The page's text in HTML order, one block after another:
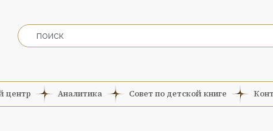
центр Аналитика Совет по детской книге